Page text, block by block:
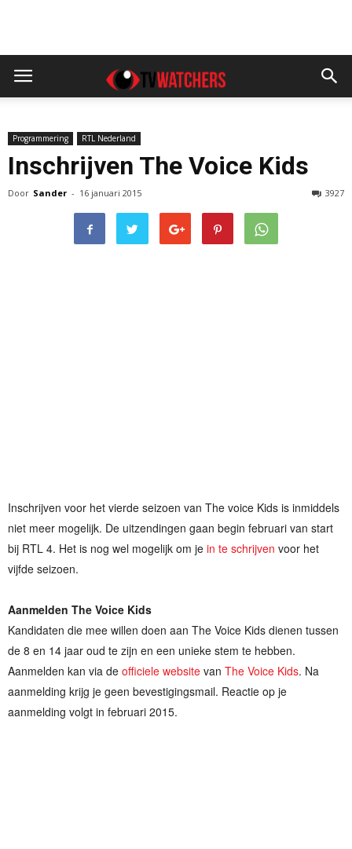
Programmering RTL Nederland
Inschrijven The Voice Kids
Door Sander - 16 januari 2015 3927
Inschrijven voor het vierde seizoen van The voice Kids is inmiddels
niet meer mogelijk. De uitzendingen gaan begin februari van start
bij RTL 4. Het is nog wel mogelijk om je in te schrijven voor het
vijfde seizoen.
Aanmelden The Voice Kids
Kandidaten die mee willen doen aan The Voice Kids dienen tussen
de 8 en 14 jaar oud te zijn en een unieke stem te hebben.
Aanmelden kan via de officiele website van The Voice Kids. Na
aanmelding krijg je geen bevestigingsmail. Reactie op je
aanmelding volgt in februari 2015.